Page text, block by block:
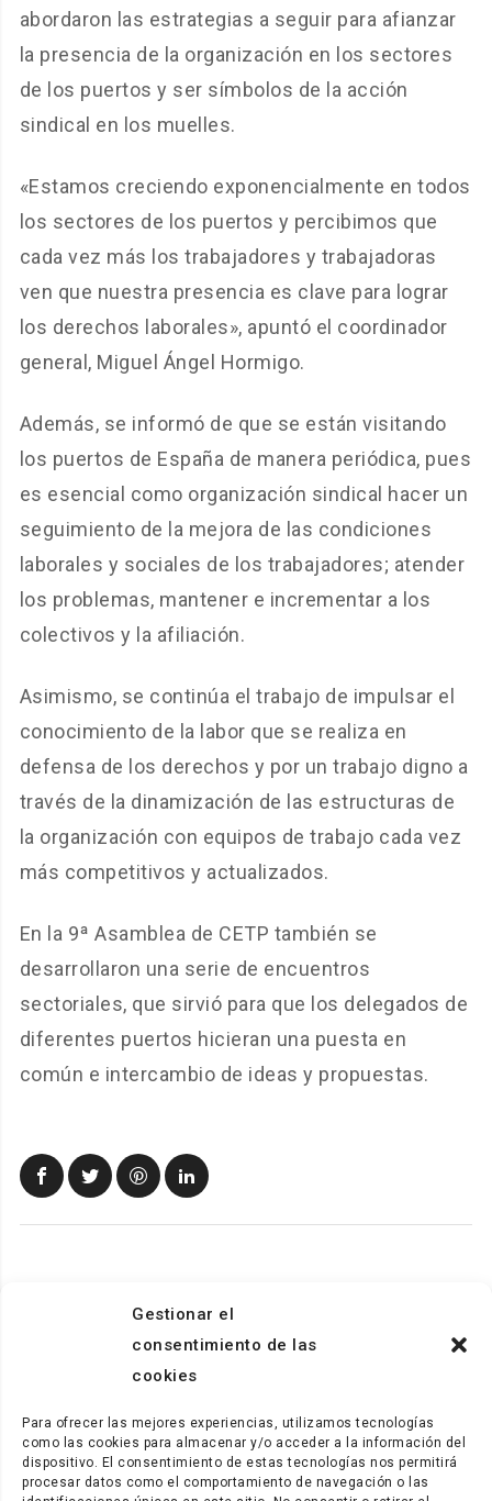
Gestionar el
consentimiento de las
cookies
Para ofrecer las mejores experiencias, utilizamos tecnologías
como las cookies para almacenar y/o acceder a la información del
dispositivo. El consentimiento de estas tecnologías nos permitirá
procesar datos como el comportamiento de navegación o las
abordaron las estrategias a seguir para afianzar
la presencia de la organización en los sectores
de los puertos y ser símbolos de la acción
sindical en los muelles.
«Estamos creciendo exponencialmente en todos
los sectores de los puertos y percibimos que
cada vez más los trabajadores y trabajadoras
ven que nuestra presencia es clave para lograr
los derechos laborales», apuntó el coordinador
general, Miguel Ángel Hormigo.
Además, se informó de que se están visitando
los puertos de España de manera periódica, pues
es esencial como organización sindical hacer un
seguimiento de la mejora de las condiciones
laborales y sociales de los trabajadores; atender
los problemas, mantener e incrementar a los
colectivos y la afiliación.
Asimismo, se continúa el trabajo de impulsar el
conocimiento de la labor que se realiza en
defensa de los derechos y por un trabajo digno a
través de la dinamización de las estructuras de
la organización con equipos de trabajo cada vez
más competitivos y actualizados.
En la 9ª Asamblea de CETP también se
desarrollaron una serie de encuentros
sectoriales, que sirvió para que los delegados de
diferentes puertos hicieran una puesta en
común e intercambio de ideas y propuestas.